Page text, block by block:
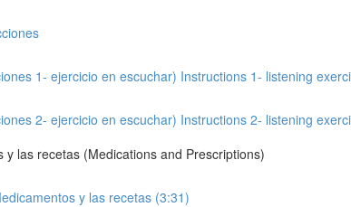
1- ejercicio en escuchar) Instructions 1- listening
2- ejercicio en escuchar) Instructions 2- listening
y las recetas (Medications and Prescriptions)
y las recetas (3:31)